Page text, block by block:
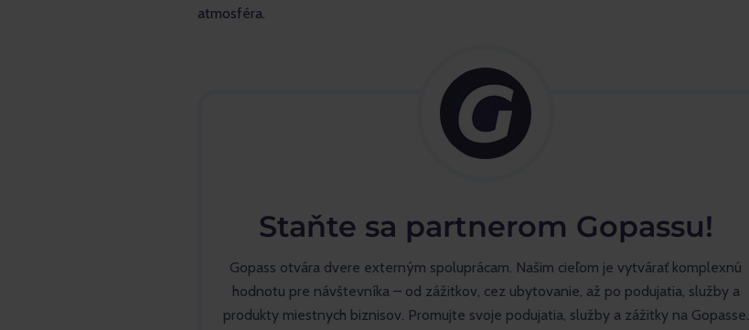
atmosféra.
Staňte sa partnerom Gopassu!
Gopass otvára dvere externým spoluprácam. Našim cieľom je vytvárať komplexnú
hodnotu pre návštevníka – od zážitkov, cez ubytovanie, až po podujatia, služby a
produkty miestnych biznisov. Promujte svoje podujatia, služby a zážitky na Gopasse.